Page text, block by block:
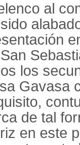
al
los
Gavasa
de tal
en este